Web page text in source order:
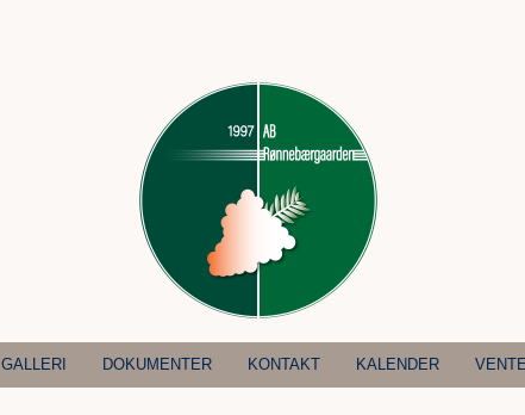
GALLERI DOKUMENTER KONTAKT KALENDER